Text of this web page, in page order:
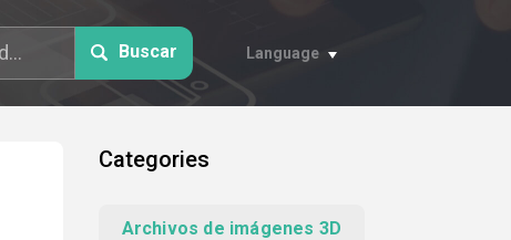
Buscar Language
Categories
Archivos de imágenes 3D